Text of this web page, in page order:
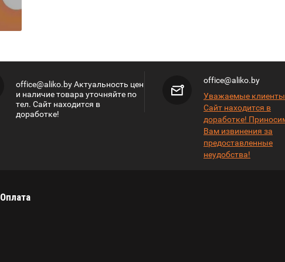
office@aliko.by Актуальность цен
и наличие товара уточняйте по
тел. Сайт находится в
доработке!
office@aliko.by
Уважаемые
Сайт находится в
доработке!
Вам извинения за
предоставленные
неудобства!
Оплата